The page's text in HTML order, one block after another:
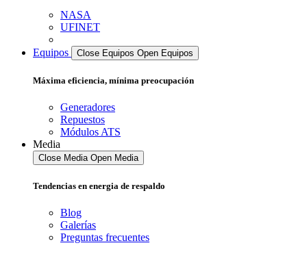
NASA
UFINET
Equipos Close Equipos Open Equipos
Máxima eficiencia, mínima preocupación
Generadores
Repuestos
Módulos ATS
Media
Close Media Open Media
Tendencias en energia de respaldo
Blog
Galerías
Preguntas frecuentes